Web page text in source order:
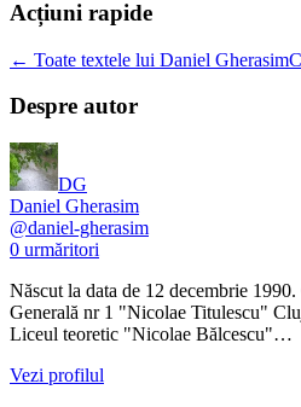
Acțiuni rapide
← Toate textele lui Daniel Gherasim
Despre autor
DG
Daniel Gherasim
@daniel-gherasim
0 urmăritori
Născut la data de 12 decembrie
Generală nr 1 "Nicolae Titulescu"
Liceul teoretic "Nicolae Bălcescu"…
Vezi profilul